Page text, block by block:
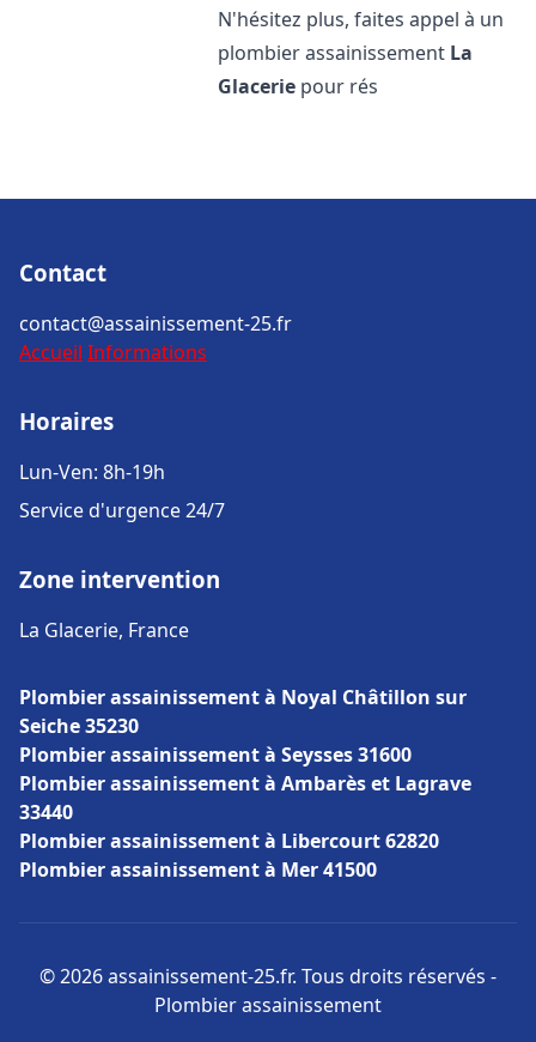
N'hésitez plus, faites appel à un
plombier assainissement La
Glacerie pour rés
Contact
contact@assainissement-25.fr
Accueil Informations
Horaires
Lun-Ven: 8h-19h
Service d'urgence 24/7
Zone intervention
La Glacerie, France
Plombier assainissement à Noyal Châtillon sur
Seiche 35230
Plombier assainissement à Seysses 31600
Plombier assainissement à Ambarès et Lagrave
33440
Plombier assainissement à Libercourt 62820
Plombier assainissement à Mer 41500
© 2026 assainissement-25.fr. Tous droits réservés -
Plombier assainissement